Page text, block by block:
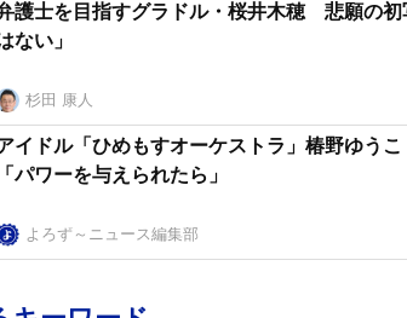
護士を目指すグラドル・桜井木穂 悲願の初
ない」
杉田 康人
イドル「ひめもすオーケストラ」椿野ゆう
「パワーを与えられたら」
よろず～ニュース編集部